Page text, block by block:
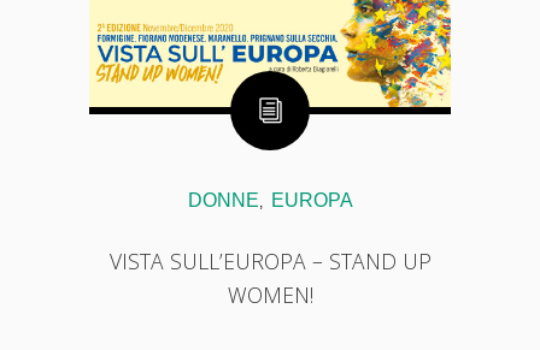
DONNE, EUROPA
VISTA SULL’EUROPA – STAND UP
WOMEN!